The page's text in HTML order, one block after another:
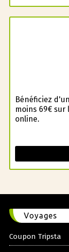
Bénéficiez
moins 69€ sur
online.
Voyages
Coupon Tripsta